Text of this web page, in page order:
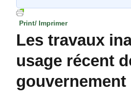
Print/ Imprimer
Les travaux
usage récent
gouvernement